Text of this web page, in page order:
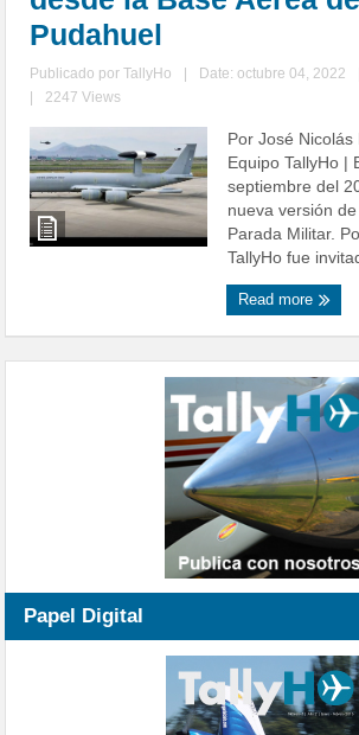
Pudahuel
Publicado porTallyHo Date: octubre 04, 2022
2247 Views
Por José
Equipo TallyHo |
septiembre del
nueva versión
Parada Militar.
TallyHo fue
Read more
Papel Digital